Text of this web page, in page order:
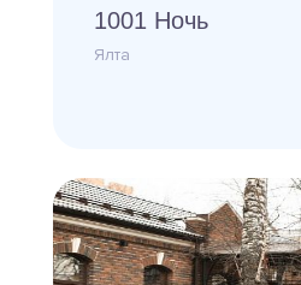
1001 Ночь
Ялта